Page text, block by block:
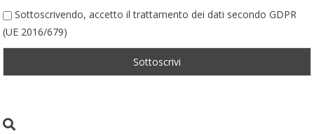
Sottoscrivendo, accetto il trattamento dei dati secondo GDPR
(UE 2016/679)